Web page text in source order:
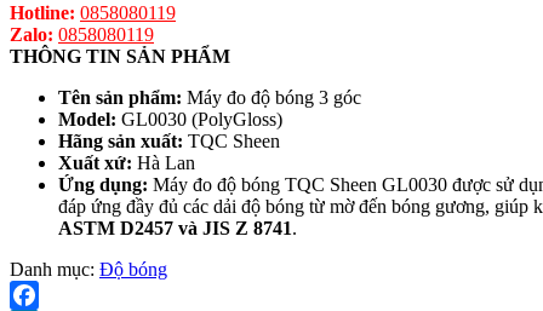
Hotline: 0858080119
Zalo: 0858080119
THÔNG TIN SẢN PHẨM
Tên sản phẩm: Máy đo độ bóng 3 góc
Model: GL0030 (PolyGloss)
Hãng sản xuất: TQC Sheen
Xuất xứ: Hà Lan
Ứng dụng: Máy đo độ bóng TQC Sheen GL0030 được sử
đáp ứng đầy đủ các dải độ bóng từ mờ đến bóng gương, giúp
ASTM D2457 và JIS Z 8741.
Danh mục: Độ bóng